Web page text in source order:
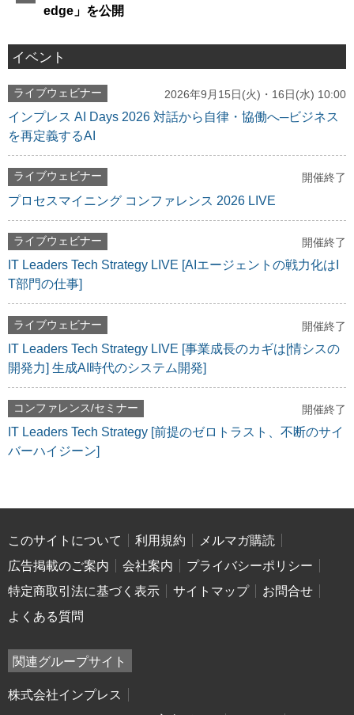
edge」を公開
イベント
ライブウェビナー 2026年9月15日(火)・16日(水) 10:00
インプレス AI Days 2026 対話から自律・協働へ─ビジネス
を再定義するAI
ライブウェビナー 開催終了
プロセスマイニング コンファレンス 2026 LIVE
ライブウェビナー 開催終了
IT Leaders Tech Strategy LIVE [AIエージェントの戦力化はI
T部門の仕事]
ライブウェビナー 開催終了
IT Leaders Tech Strategy LIVE [事業成長のカギは[情シスの
開発力] 生成AI時代のシステム開発]
コンファレンス/セミナー 開催終了
IT Leaders Tech Strategy [前提のゼロトラスト、不断のサイ
バーハイジーン]
このサイトについて 利用規約
メルマガ購読
広告掲載のご案内
会社案内
プライバシーポリシー
特定商取引法に基づく表示
サイトマップ
お問合せ
よくある質問
関連グループサイト
株式会社インプレス